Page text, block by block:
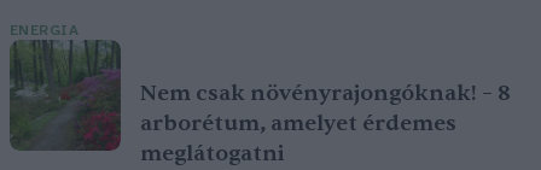
ENERGIA
Nem csak növényrajongóknak! – 8
arborétum, amelyet érdemes
meglátogatni